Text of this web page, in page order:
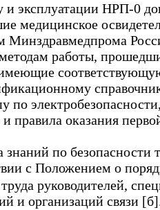
и эксплуатации НРП-0
медицинское
Минздравмедпрома
работы,
по
правила оказания
знаний по безопасности
с Положением о
руководителей,
и организаций связи